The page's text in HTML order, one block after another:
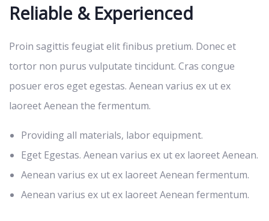
Reliable & Experienced
Proin sagittis feugiat elit finibus pretium. Donec et
tortor non purus vulputate tincidunt. Cras congue
posuer eros eget egestas. Aenean varius ex ut ex
laoreet Aenean the fermentum.
Providing all materials, labor equipment.
Eget Egestas. Aenean varius ex ut ex laoreet Aenean.
Aenean varius ex ut ex laoreet Aenean fermentum.
Aenean varius ex ut ex laoreet Aenean fermentum.